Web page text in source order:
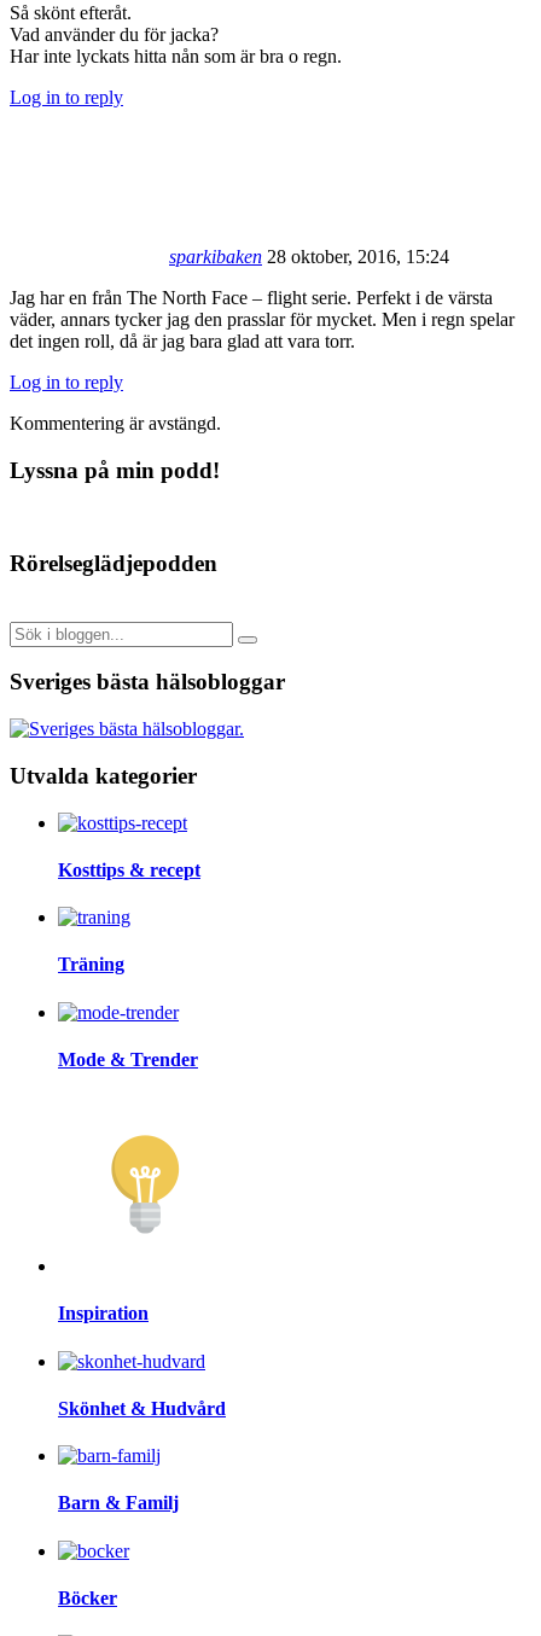
Så skönt efteråt.
Vad använder du för jacka?
Har inte lyckats hitta nån som är bra o regn.
Log in to reply
sparkibaken 28 oktober, 2016, 15:24
Jag har en från The North Face – flight serie. Perfekt i de värsta
väder, annars tycker jag den prasslar för mycket. Men i regn spelar
det ingen roll, då är jag bara glad att vara torr.
Log in to reply
Kommentering är avstängd.
Lyssna på min podd!
Rörelseglädjepodden
Sveriges bästa hälsobloggar
Utvalda kategorier
Kosttips & recept
Träning
Mode & Trender
Inspiration
Skönhet & Hudvård
Barn & Familj
Böcker